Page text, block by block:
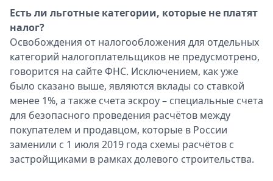
Есть ли льготные категории, которые не платят
налог?
Освобождения от налогообложения для отдельных
категорий налогоплательщиков не предусмотрено,
говорится на сайте ФНС. Исключением, как уже
было сказано выше, являются вклады со ставкой
менее 1%, а также счета эскроу – специальные счета
для безопасного проведения расчётов между
покупателем и продавцом, которые в России
заменили с 1 июля 2019 года схемы расчётов с
застройщиками в рамках долевого строительства.